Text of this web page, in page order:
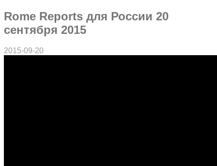
Rome Reports для России 20
сентября 2015
2015-09-20